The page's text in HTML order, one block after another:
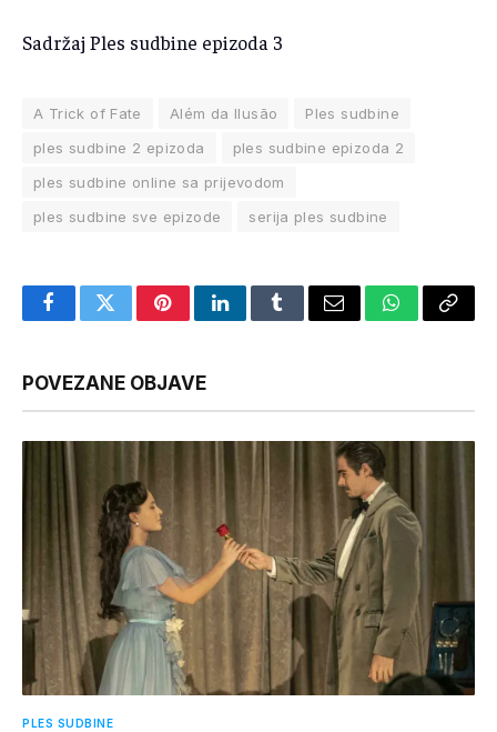
Sadržaj Ples sudbine epizoda 3
A Trick of Fate Além da Ilusão
Ples sudbine
ples sudbine 2 epizoda
ples sudbine epizoda 2
ples sudbine online sa prijevodom
ples sudbine sve epizode
serija ples sudbine
FacebookTwitterPinterestLinkedInTumblrEmail WhatsApp
Copy
POVEZANE OBJAVE
PLES SUDBINE